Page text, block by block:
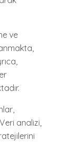
ve
analizi,